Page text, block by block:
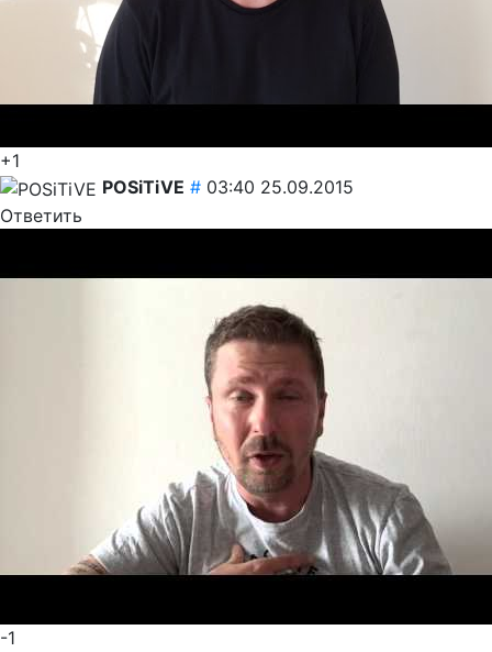
+1
POSiTiVE # 03:40 25.09.2015
Ответить
-1